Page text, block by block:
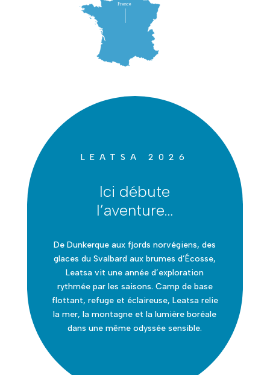
LEATSA 2026
Ici débute
l’aventure…
De Dunkerque aux fjords norvégiens, des
glaces du Svalbard aux brumes d’Écosse,
Leatsa vit une année d’exploration
rythmée par les saisons. Camp de base
flottant, refuge et éclaireuse, Leatsa relie
la mer, la montagne et la lumière boréale
dans une même odyssée sensible.